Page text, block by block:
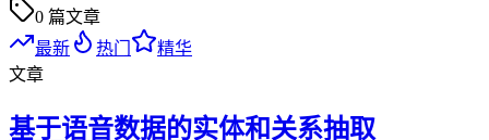
0 篇文章
最新
热门
精华
文章
基于语音数据的实体和关系抽取